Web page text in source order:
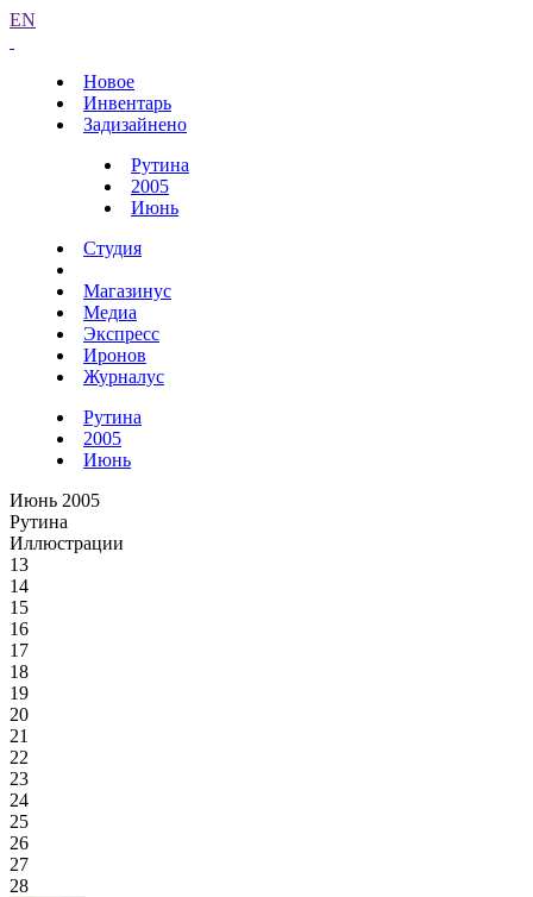
EN
Новое
Инвентарь
Задизайнено
Рутина
2005
Июнь
Студия
Магазинус
Медиа
Экспресс
Иронов
Журналус
Рутина
2005
Июнь
Июнь 2005
Рутина
Иллюстрации
13
14
15
16
17
18
19
20
21
22
23
24
25
26
27
28